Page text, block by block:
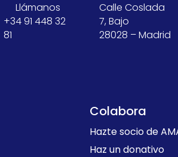
Llámanos
+34 91 448 32
81
Calle Coslada
7, Bajo
28028 – Madrid
Colabora
Hazte socio de
Haz un donativo